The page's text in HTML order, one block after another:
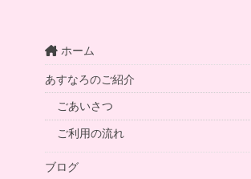
ホーム
あすなろのご紹介
ごあいさつ
ご利用の流れ
ブログ